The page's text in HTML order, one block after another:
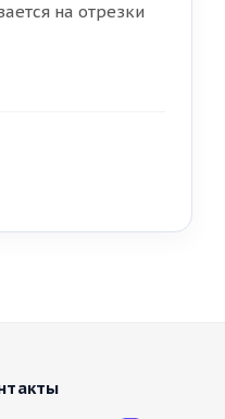
на отрезки